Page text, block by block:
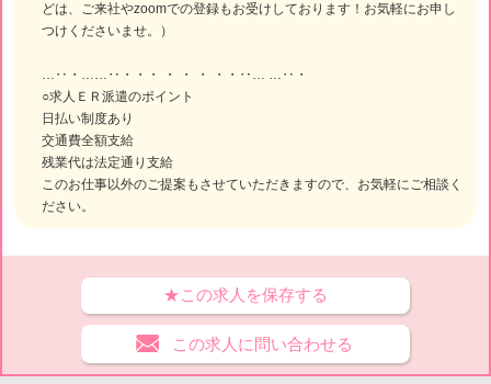
どは、ご来社やzoomでの登録もお受けしております！お気軽にお申し
つけくださいませ。）
…‥・……‥・・・ ・ ・ ・ ・・‥… …‥・
○求人ＥＲ派遣のポイント
日払い制度あり
交通費全額支給
残業代は法定通り支給
このお仕事以外のご提案もさせていただきますので、お気軽にご相談く
ださい。
★この求人を保存する
この求人に問い合わせる